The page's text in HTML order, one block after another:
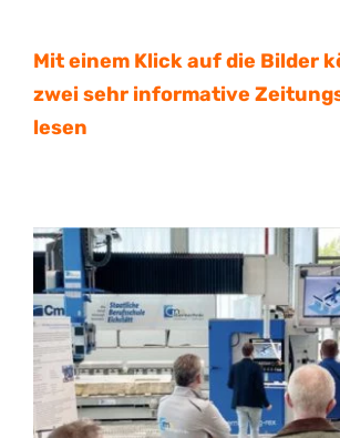
Mit einem Klick auf die Bilder
zwei sehr informative
lesen